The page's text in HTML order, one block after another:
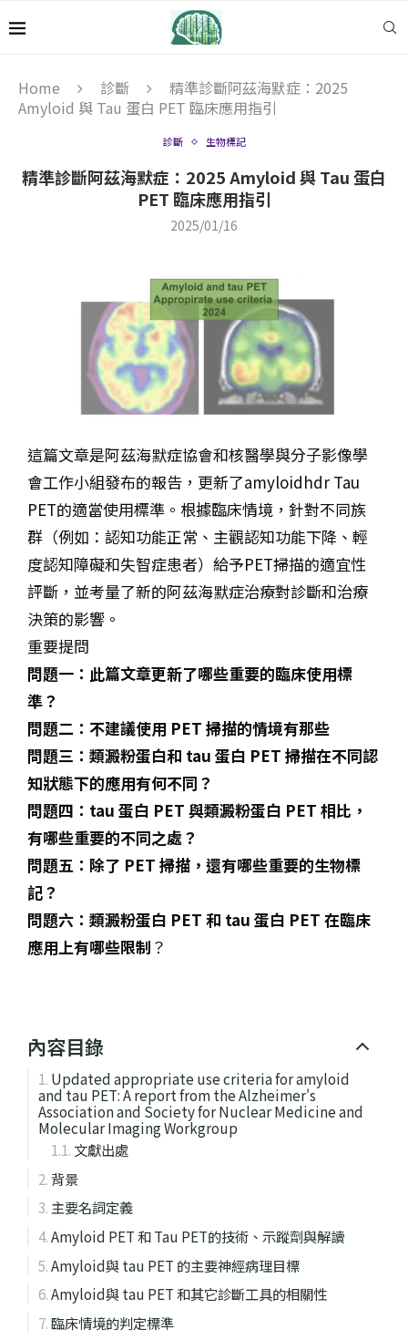
Home 診斷
精準診斷阿茲海默症：2025
Amyloid 與 Tau 蛋白 PET 臨床應用指引
診斷 生物標記
精準診斷阿茲海默症：2025 Amyloid 與 Tau 蛋白
PET 臨床應用指引
2025/01/16
這篇文章是阿茲海默症協會和核醫學與分子影像學
會工作小組發布的報告，更新了amyloidhdr Tau
PET的適當使用標準。根據臨床情境，針對不同族
群（例如：認知功能正常、主觀認知功能下降、輕
度認知障礙和失智症患者）給予PET掃描的適宜性
評斷，並考量了新的阿茲海默症治療對診斷和治療
決策的影響。
重要提問
問題一：此篇文章更新了哪些重要的臨床使用標
準？
問題二：不建議使用 PET 掃描的情境有那些
問題三：類澱粉蛋白和 tau 蛋白 PET 掃描在不同認
知狀態下的應用有何不同？
問題四：tau 蛋白 PET 與類澱粉蛋白 PET 相比，
有哪些重要的不同之處？
問題五：除了 PET 掃描，還有哪些重要的生物標
記？
問題六：類澱粉蛋白 PET 和 tau 蛋白 PET 在臨床
應用上有哪些限制 ？
內容目錄
Updated appropriate use criteria for amyloid
and tau PET: A report from the Alzheimer's
Association and Society for Nuclear Medicine and
Molecular Imaging Workgroup
文獻出處
背景
主要名詞定義
Amyloid PET 和 Tau PET的技術、示蹤劑與解讀
Amyloid與 tau PET 的主要神經病理目標
Amyloid與 tau PET 和其它診斷工具的相關性
臨床情境的判定標準